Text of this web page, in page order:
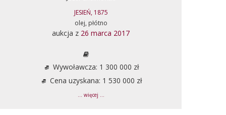
JESIEŃ, 1875
olej, płótno
aukcja z 26 marca 2017
Wywoławcza: 1 300 000 zł
Cena uzyskana: 1 530 000 zł
... więcej ...